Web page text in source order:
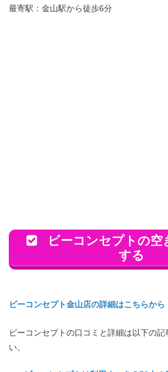
最寄駅：金山駅から徒歩6分
ビーコンセプトの空
する
ビーコンセプト金山店の詳細はこちらから
ビーコンセプトの口コミと詳細は以下の記
い。